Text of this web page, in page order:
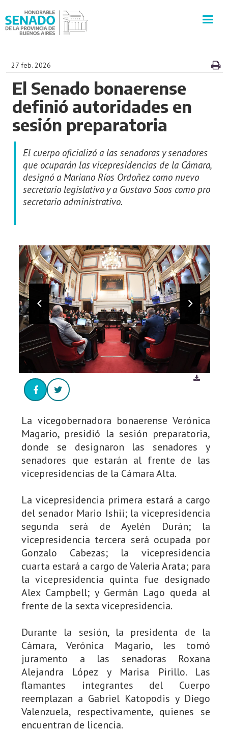
SECRETARÍAS
PRENSA
VISITAS GUIADAS
CONTACTO
27 feb. 2026
El Senado bonaerense
definió autoridades en
sesión preparatoria
El cuerpo oficializó a las senadoras y senadores
que ocuparán las vicepresidencias de la Cámara,
designó a Mariano Ríos Ordoñez como nuevo
secretario legislativo y a Gustavo Soos como pro
secretario administrativo.
La vicegobernadora bonaerense Verónica
Magario, presidió la sesión preparatoria,
donde se designaron las senadores y
senadores que estarán al frente de las
vicepresidencias de la Cámara Alta.
La vicepresidencia primera estará a cargo
del senador Mario Ishii; la vicepresidencia
segunda será de Ayelén Durán; la
vicepresidencia tercera será ocupada por
Gonzalo Cabezas; la vicepresidencia
cuarta estará a cargo de Valeria Arata; para
la vicepresidencia quinta fue designado
Alex Campbell; y Germán Lago queda al
frente de la sexta vicepresidencia.
Durante la sesión, la presidenta de la
Cámara, Verónica Magario, les tomó
juramento a las senadoras Roxana
Alejandra López y Marisa Pirillo. Las
flamantes integrantes del Cuerpo
reemplazan a Gabriel Katopodis y Diego
Valenzuela, respectivamente, quienes se
encuentran de licencia.